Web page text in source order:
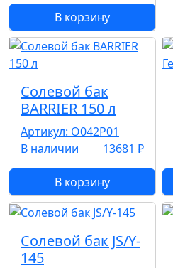
В корзину
Солевой бак
BARRIER 150 л
Артикул: О042Р01
В наличии
13681 ₽
В корзину
Солевой бак JS/Y-
145